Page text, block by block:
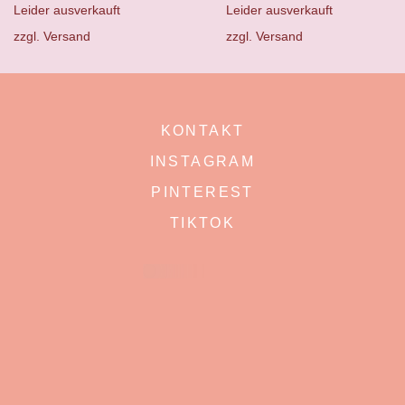
Leider ausverkauft
zzgl. Versand
Leider ausverkauft
zzgl. Versand
KONTAKT
INSTAGRAM
PINTEREST
TIKTOK